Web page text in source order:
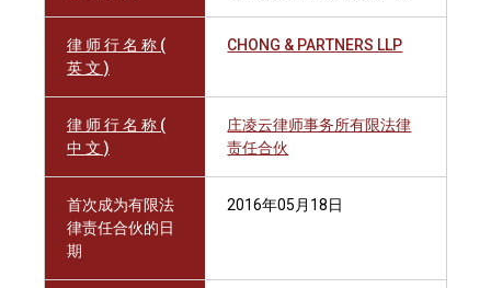
律 师 行 名 称 (
英 文 )
CHONG & PARTNERS LLP
律 师 行 名 称 (
中 文 )
庄凌云律师事务所有限法律
责任合伙
首次成为有限法
律责任合伙的日
期
2016年05月18日